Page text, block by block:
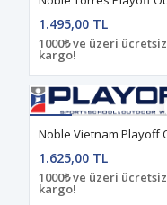
1.495,00 TL
1000₺ ve üzeri ücretsiz
kargo!
1.625,00 TL
1000₺ ve üzeri ücretsiz
kargo!